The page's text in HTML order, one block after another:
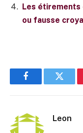
Les
ou fausse
Facebook
Leon